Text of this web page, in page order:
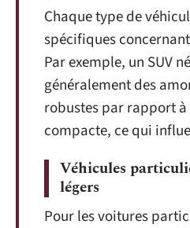
Chaque type de
spécifiques
Par exemple, un SUV
généralement des
robustes par rapport
compacte, ce qui
Véhicules
légers
Pour les voitures